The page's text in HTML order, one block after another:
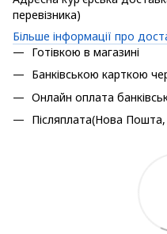
перевізника)
Більше інформації про
Готівкою в магазині
Банківською карткою
Онлайн оплата
Післяплата(Нова